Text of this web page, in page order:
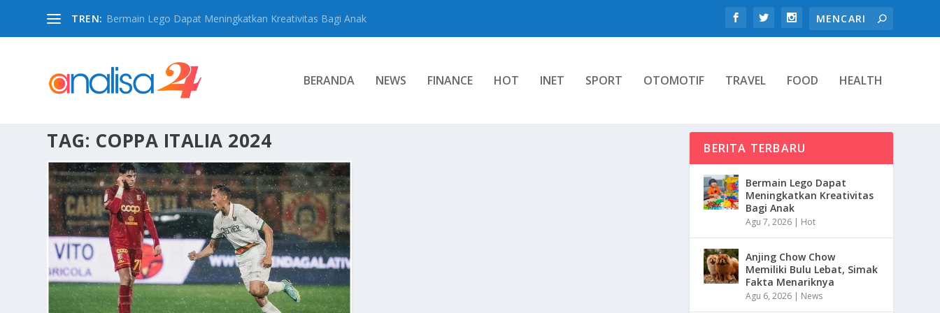
TREN: Bermain Lego Dapat Meningkatkan Kreativitas Bagi Anak
BERANDA NEWS FINANCE HOT INET SPORT OTOMOTIF TRAVEL FOOD HEALTH
TAG: COPPA ITALIA 2024 BERITA TERBARU
Bermain Lego Dapat
Meningkatkan Kreativitas
Bagi Anak
Agu 7, 2026 | Hot
Anjing Chow Chow
Memiliki Bulu Lebat, Simak
Fakta Menariknya
Agu 6, 2026 | News